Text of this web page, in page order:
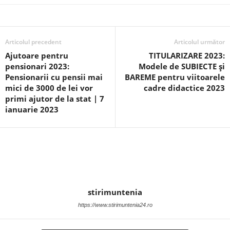
Articolul precedent
Ajutoare pentru
pensionari 2023:
Pensionarii cu pensii mai
mici de 3000 de lei vor
primi ajutor de la stat | 7
ianuarie 2023
Articolul următor
TITULARIZARE 2023:
Modele de SUBIECTE și
BAREME pentru viitoarele
cadre didactice 2023
stirimuntenia
https://www.stirimuntenia24.ro